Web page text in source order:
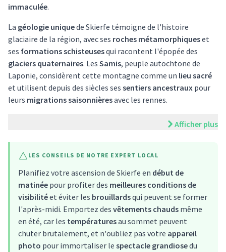
immaculée.
La géologie uniquede Skierfe témoigne de l'histoire
glaciaire de la région, avec ses roches métamorphiqueset
ses formations schisteusesqui racontent l'épopée des
glaciers quaternaires. Les Samis, peuple autochtone de
Laponie, considèrent cette montagne comme un lieu sacré
et utilisent depuis des siècles ses sentiers ancestraux pour
leurs migrations saisonnièresavec les rennes.
Afficher plus
LES CONSEILS DE NOTRE EXPERT LOCAL
Planifiez votre ascension de Skierfe en début de
matinée pour profiter des meilleures conditions de
visibilitéet éviter les brouillardsqui peuvent se former
l'après-midi. Emportez des vêtements chauds même
en été, car les températuresau sommet peuvent
chuter brutalement, et n'oubliez pas votre appareil
photo pour immortaliser le spectacle grandiosedu